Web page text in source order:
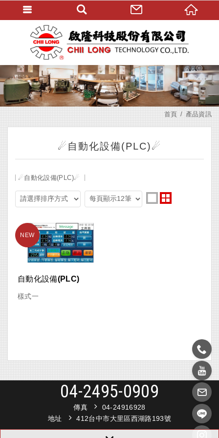
首頁 產品資訊
☄自動化設備(PLC)☄
☄自動化設備(PLC)☄
自動化設備(PLC)
樣式一
04-2495-0909
傳真
04-24916928
地址
412台中市大里區西湖路193號